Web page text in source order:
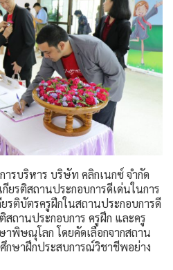
รบริหาร บริษัท คลิกเนกซ์ จำกัด
ยรติสถานประกอบการดีเด่นในการ
รติบัตรครูฝึกในสถานประกอบการดี
สถานประกอบการ ครูฝึก และครู
าพิษณุโลก โดยคัดเลือกจากสถาน
กษาฝึกประสบการณ์วิชาชีพอย่าง